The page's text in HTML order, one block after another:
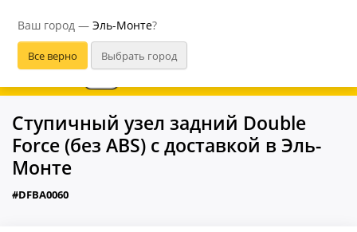
Ваш город — Эль-Монте?
В приложении удобнее
Ступичный узел задний Double
Force (без ABS) с доставкой в Эль-
Монте
#DFBA0060